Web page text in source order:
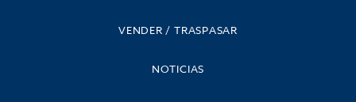
VENDER / TRASPASAR
NOTICIAS